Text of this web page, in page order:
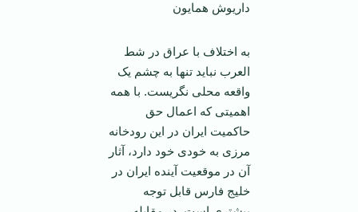
داریوش همایون
به اختلاف با عراق در شط‌
العرب نباید تنها به چشم یک
واقعه محلی نگریست. با همه
اهمیتی که اعمال حق
حاکمیت ایران در این رودخانه
مرزی به خودی خود دارد، آثار
آن در موقعیت آینده‌ ایران در
خلیج فارس قابل توجه